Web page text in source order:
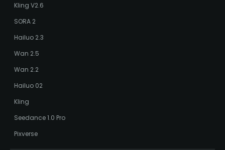
Kling V2.6
SORA 2
Hailuo 2.3
Wan 2.5
Wan 2.2
Hailuo 02
Kling
Seedance 1.0 Pro
Pixverse